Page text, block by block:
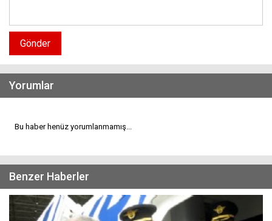
Gönder
Yorumlar
Bu haber henüz yorumlanmamış...
Benzer Haberler